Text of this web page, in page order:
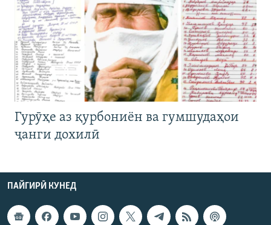
Гурӯҳе аз қурбониён ва гумшудаҳои
ҷанги дохилӣ
ПАЙГИРӢ КУНЕД